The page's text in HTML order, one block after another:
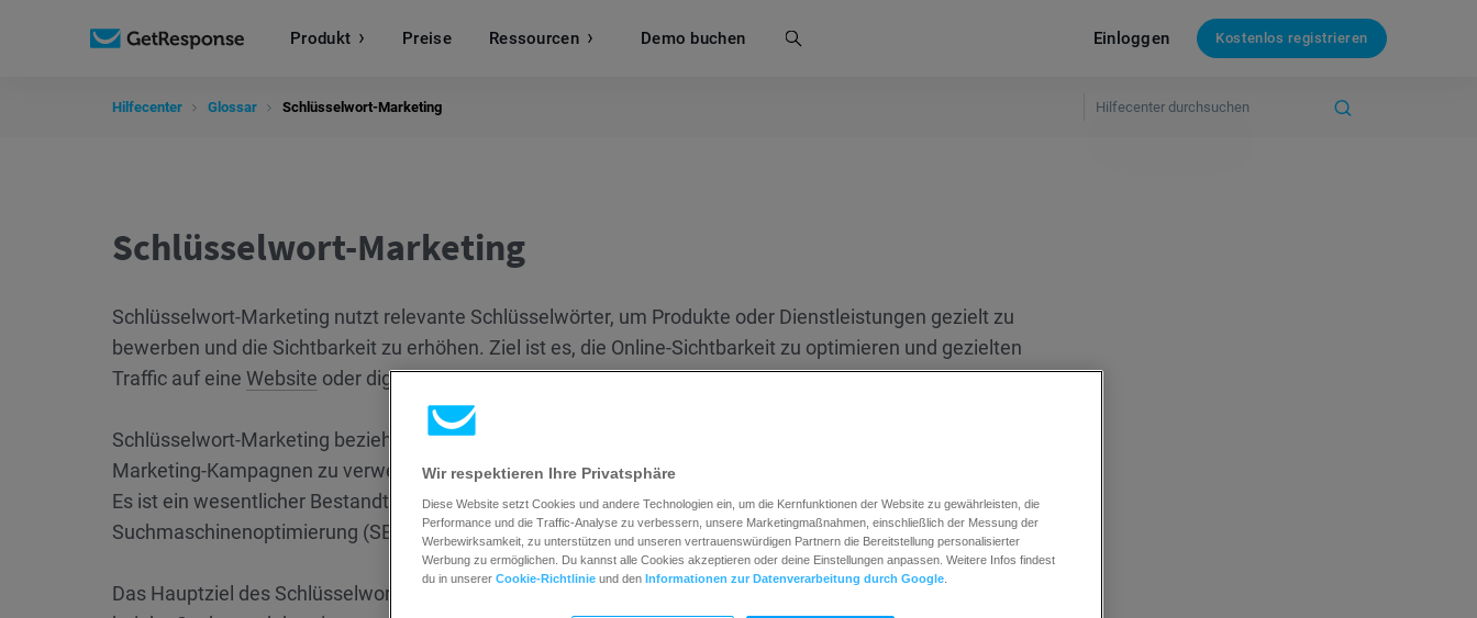
Produkt Preise Ressourcen Demo buchen
Suche Einloggen Kostenlos registrieren
Hilfecenter Glossar Schlüsselwort-Marketing
Schlüsselwort-Marketing
Schlüsselwort-Marketing nutzt relevante Schlüsselwörter, um Produkte oder Dienstleistungen gezielt zu
bewerben und die Sichtbarkeit zu erhöhen. Ziel ist es, die Online-Sichtbarkeit zu optimieren und gezielten
Traffic auf eine Website oder digitalen Inhalt zu lenken.
Schlüsselwort-Marketing bezieht sich auf die Praxis, gezielte
Marketing-Kampagnen zu verwenden, um relevanten Traffic auf eine Website oder Online-Inhalte zu lenken.
Es ist ein wesentlicher Bestandteil desSuchmaschinenmarketings(SEM) und der
Suchmaschinenoptimierung (SEO).
Das Hauptziel des Schlüsselwort-Marketings ist es, sicherzustellen, dass eine Website oder Online-Inhalte
Wir respektieren Ihre Privatsphäre
Diese Website setzt Cookies und andere Technologien ein, um die Kernfunktionen der Website zu gewährleisten, die
Performance und die Traffic-Analyse zu verbessern, unsere Marketingmaßnahmen, einschließlich der Messung der
Werbewirksamkeit, zu unterstützen und unseren vertrauenswürdigen Partnern die Bereitstellung personalisierter
Werbung zu ermöglichen. Du kannst alle Cookies akzeptieren oder deine Einstellungen anpassen. Weitere Infos findest
du in unserer Cookie-Richtlinie und den Informationen zur Datenverarbeitung durch Google